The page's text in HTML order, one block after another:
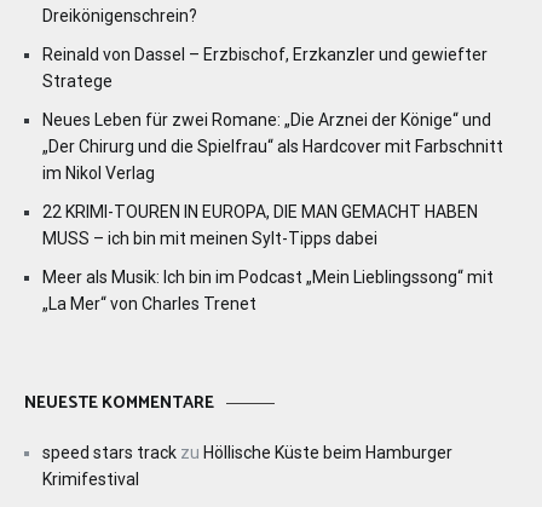
Dreikönigenschrein?
Reinald von Dassel – Erzbischof, Erzkanzler und gewiefter
Stratege
Neues Leben für zwei Romane: „Die Arznei der Könige“ und
„Der Chirurg und die Spielfrau“ als Hardcover mit Farbschnitt
im Nikol Verlag
22 KRIMI-TOUREN IN EUROPA, DIE MAN GEMACHT HABEN
MUSS – ich bin mit meinen Sylt-Tipps dabei
Meer als Musik: Ich bin im Podcast „Mein Lieblingssong“ mit
„La Mer“ von Charles Trenet
NEUESTE KOMMENTARE
speed stars track zu Höllische Küste beim Hamburger
Krimifestival